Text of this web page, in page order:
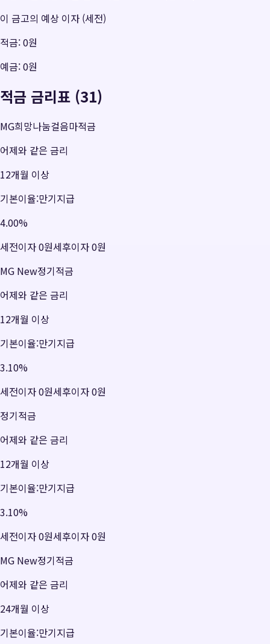
이 금고의 예상 이자 (세전)
적금:0원
예금:0원
적금 금리표 (31)
MG희망나눔걸음마적금
어제와 같은 금리
12개월 이상
기본이율:만기지급
4.00%
세전이자0원세후이자0원
MG New정기적금
어제와 같은 금리
12개월 이상
기본이율:만기지급
3.10%
세전이자0원세후이자0원
정기적금
어제와 같은 금리
12개월 이상
기본이율:만기지급
3.10%
세전이자0원세후이자0원
MG New정기적금
어제와 같은 금리
24개월 이상
기본이율:만기지급